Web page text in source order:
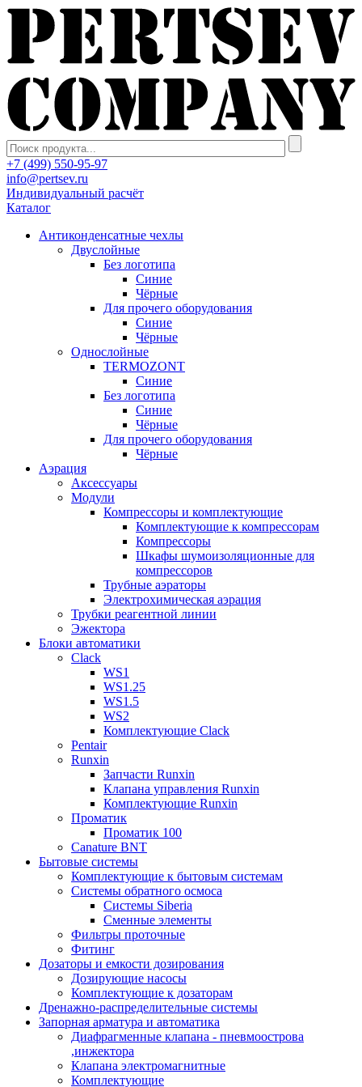
+7 (499) 550-95-97
info@pertsev.ru
Индивидуальный расчёт
Каталог
Антиконденсатные чехлы
Двуслойные
Без логотипа
Синие
Чёрные
Для прочего оборудования
Синие
Чёрные
Однослойные
TERMOZONT
Синие
Без логотипа
Синие
Чёрные
Для прочего оборудования
Чёрные
Аэрация
Аксессуары
Модули
Компрессоры и комплектующие
Комплектующие к компрессорам
Компрессоры
Шкафы шумоизоляционные для
компрессоров
Трубные аэраторы
Электрохимическая аэрация
Трубки реагентной линии
Эжектора
Блоки автоматики
Clack
WS1
WS1.25
WS1.5
WS2
Комплектующие Clack
Pentair
Runxin
Запчасти Runxin
Клапана управления Runxin
Комплектующие Runxin
Проматик
Проматик 100
Сanature BNT
Бытовые системы
Комплектующие к бытовым системам
Системы обратного осмоса
Системы Siberia
Сменные элементы
Фильтры проточные
Фитинг
Дозаторы и емкости дозирования
Дозирующие насосы
Комплектующие к дозаторам
Дренажно-распределительные системы
Запорная арматура и автоматика
Диафрагменные клапана - пневмоострова
,инжектора
Клапана электромагнитные
Комплектующие